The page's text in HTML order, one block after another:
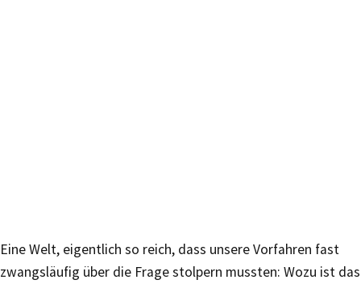
Eine Welt, eigentlich so reich, dass unsere Vorfahren fast
zwangsläufig über die Frage stolpern mussten: Wozu ist das